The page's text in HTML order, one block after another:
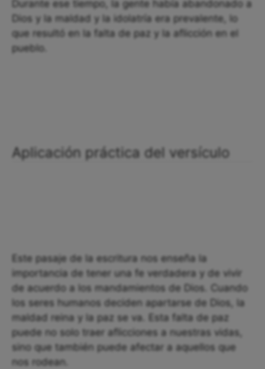
Durante ese tiempo, la gente había abandonado a
Dios y la maldad y la idolatría era prevalente, lo
que resultó en la falta de paz y la aflicción en el
pueblo.
Aplicación práctica del versículo
Este pasaje de la escritura nos enseña la
importancia de tener una fe verdadera y de vivir
de acuerdo a los mandamientos de Dios. Cuando
los seres humanos deciden apartarse de Dios, la
maldad reina y la paz se va. Esta falta de paz
puede no solo traer aflicciones a nuestras vidas,
sino que también puede afectar a aquellos que
nos rodean.